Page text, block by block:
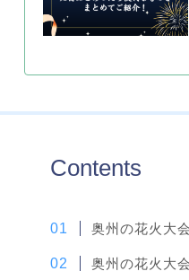
Contents
奥州の花火大
奥州の花火大